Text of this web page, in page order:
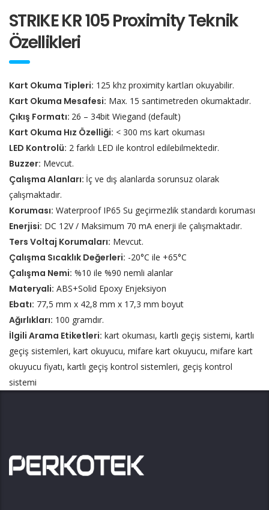
STRIKE KR 105 Proximity Teknik
Özellikleri
Kart Okuma Tipleri: 125 khz proximity kartları okuyabilir.
Kart Okuma Mesafesi: Max. 15 santimetreden okumaktadır.
Çıkış Formatı: 26 – 34bit Wiegand (default)
Kart Okuma Hız Özelliği: < 300 ms kart okuması
LED Kontrolü: 2 farklı LED ile kontrol edilebilmektedir.
Buzzer: Mevcut.
Çalışma Alanları: İç ve dış alanlarda sorunsuz olarak
çalışmaktadır.
Koruması: Waterproof IP65 Su geçirmezlik standardı koruması
Enerjisi: DC 12V / Maksimum 70 mA enerji ile çalışmaktadır.
Ters Voltaj Korumaları: Mevcut.
Çalışma Sıcaklık Değerleri: -20°C ile +65°C
Çalışma Nemi: %10 ile %90 nemli alanlar
Materyali: ABS+Solid Epoxy Enjeksiyon
Ebatı: 77,5 mm x 42,8 mm x 17,3 mm boyut
Ağırlıkları: 100 gramdır.
İlgili Arama Etiketleri: kart okuması, kartlı geçiş sistemi, kartlı
geçiş sistemleri, kart okuyucu, mifare kart okuyucu, mifare kart
okuyucu fiyatı, kartlı geçiş kontrol sistemleri, geçiş kontrol
sistemi